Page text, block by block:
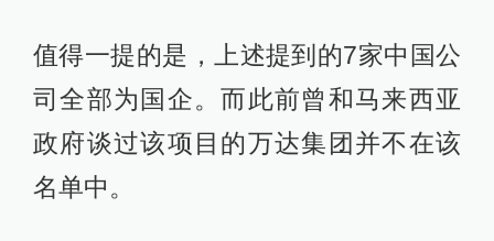
值得一提的是，上述提到的7家中国公
司全部为国企。而此前曾和马来西亚
政府谈过该项目的万达集团并不在该
名单中。